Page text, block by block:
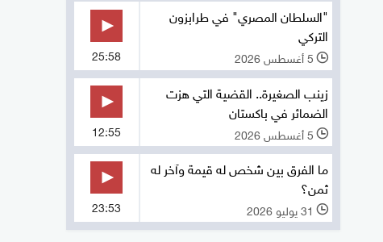
"السلطان المصري" في طرابزون
التركي
l 5 أغسطس 2026 25:58
زينب الصغيرة.. القضية التي هزت
الضمائر في باكستان
l 5 أغسطس 2026 12:55
ما الفرق بين شخص له قيمة وآخر له
ثمن؟
l 31 يوليو 2026 23:53